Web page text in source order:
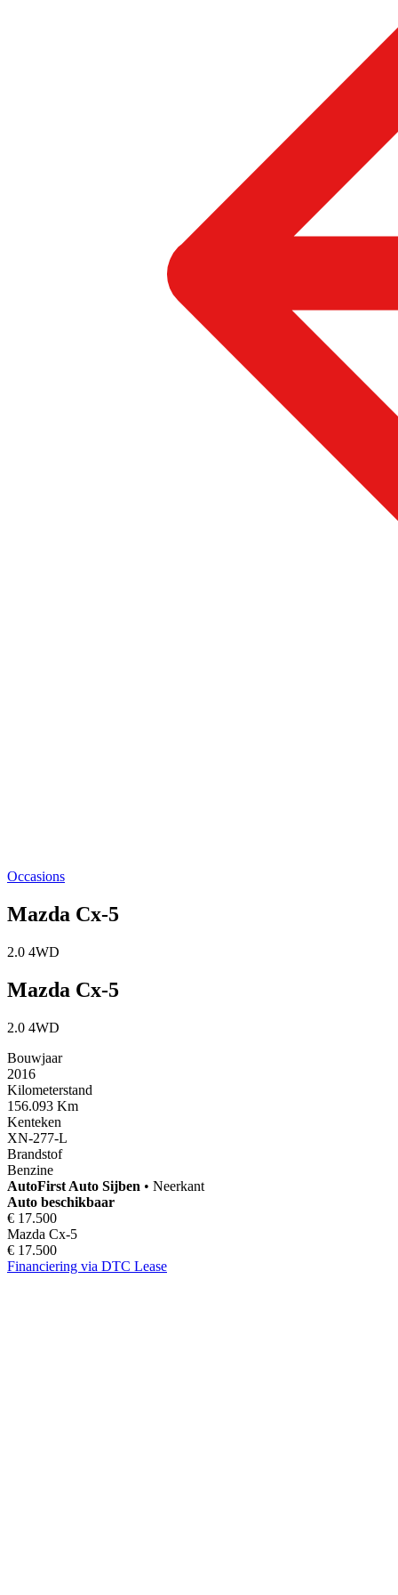
Occasions
Mazda Cx-5
2.0 4WD
Mazda Cx-5
2.0 4WD
Bouwjaar
2016
Kilometerstand
156.093 Km
Kenteken
XN-277-L
Brandstof
Benzine
AutoFirst Auto Sijben • Neerkant
Auto beschikbaar
€ 17.500
Mazda Cx-5
€ 17.500
Financiering via DTC Lease